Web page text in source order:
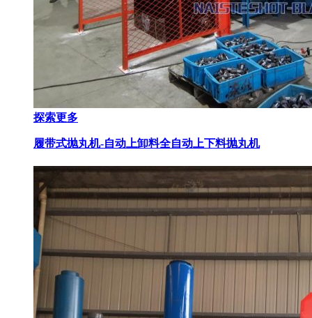
探索更多
履带式抛丸机-自动上卸料全自动上下料抛丸机